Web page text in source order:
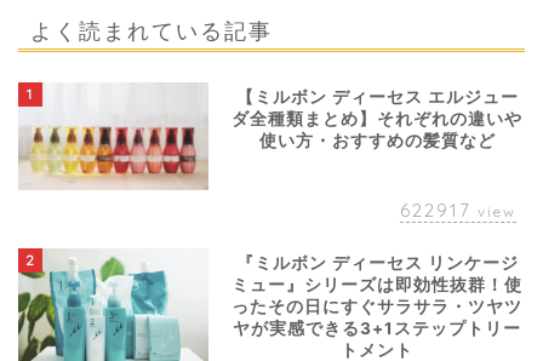
よく読まれている記事
1
【ミルボン ディーセス エルジュー
ダ全種類まとめ】それぞれの違いや
使い方・おすすめの髪質など
622917 view
2
『ミルボン ディーセス リンケージ
ミュー』シリーズは即効性抜群！使
ったその日にすぐサラサラ・ツヤツ
ヤが実感できる3+1ステップトリー
トメント